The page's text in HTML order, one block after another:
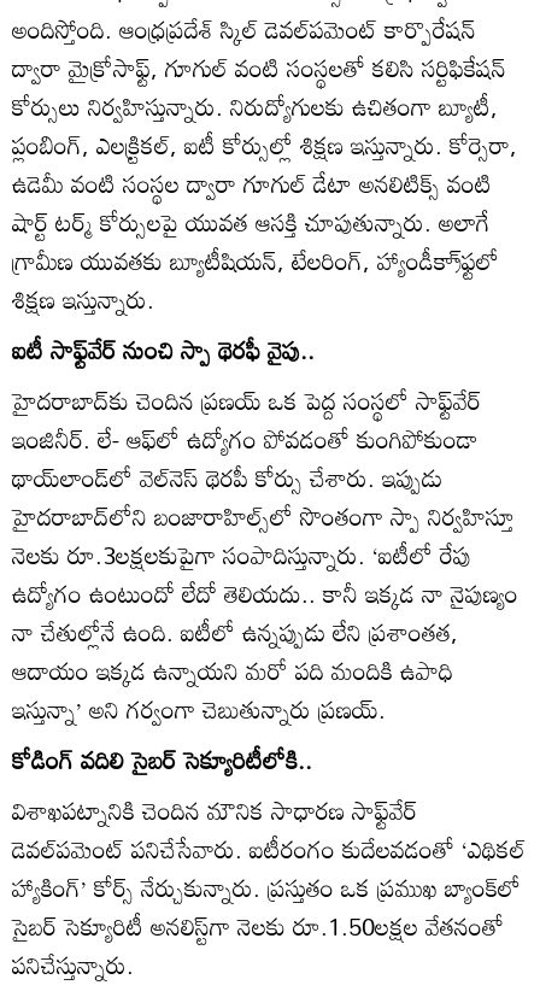
అందిస్తోంది. ఆంధ్రప్రదేశ్‌ స్కిల్‌ డెవల్‌పమెంట్‌ కార్పొరేషన్‌
ద్వారా మైక్రోసాఫ్ట్‌, గూగుల్‌ వంటి సంస్థలతో కలిసి సర్టిఫికేషన్‌
కోర్సులు నిర్వహిస్తున్నారు. నిరుద్యోగులకు ఉచితంగా బ్యూటీ,
ప్లంబింగ్‌, ఎలక్ర్టికల్‌, ఐటీ కోర్సుల్లో శిక్షణ ఇస్తున్నారు. కోర్సెరా,
ఉడెమీ వంటి సంస్థల ద్వారా గూగుల్‌ డేటా అనలిటిక్స్‌ వంటి
షార్ట్‌ టర్మ్‌ కోర్సులపై యువత ఆసక్తి చూపుతున్నారు. అలాగే
గ్రామీణ యువతకు బ్యూటీషియన్‌, టేలరింగ్‌, హ్యాండీక్రా్‌ఫ్టలో
శిక్షణ ఇస్తున్నారు.
ఐటీ సాఫ్ట్‌వేర్‌ నుంచి స్పా థెరఫీ వైపు..
హైదరాబాద్‌కు చెందిన ప్రణయ్‌ ఒక పెద్ద సంస్థలో సాఫ్ట్‌వేర్‌
ఇంజినీర్‌. లే- ఆఫ్‌లో ఉద్యోగం పోవడంతో కుంగిపోకుండా
థాయ్‌లాండ్‌లో వెల్‌నెస్‌ థెరపీ కోర్సు చేశారు. ఇప్పుడు
హైదరాబాద్‌లోని బంజారాహిల్స్‌లో సొంతంగా స్పా నిర్వహిస్తూ
నెలకు రూ.3లక్షలకుపైగా సంపాదిస్తున్నారు. ‘ఐటీలో రేపు
ఉద్యోగం ఉంటుందో లేదో తెలియదు.. కానీ ఇక్కడ నా నైపుణ్యం
నా చేతుల్లోనే ఉంది. ఐటీలో ఉన్నప్పుడు లేని ప్రశాంతత,
ఆదాయం ఇక్కడ ఉన్నాయని మరో పది మందికి ఉపాధి
ఇస్తున్నా’ అని గర్వంగా చెబుతున్నారు ప్రణయ్‌.
కోడింగ్‌ వదిలి సైబర్‌ సెక్యూరిటీలోకి..
విశాఖపట్నానికి చెందిన మౌనిక సాధారణ సాఫ్ట్‌వేర్‌
డెవల్‌పమెంట్‌ పనిచేసేవారు. ఐటీరంగం కుదేలవడంతో ‘ఎథికల్‌
హ్యాకింగ్‌’ కోర్స్‌ నేర్చుకున్నారు. ప్రస్తుతం ఒక ప్రముఖ బ్యాంక్‌లో
సైబర్‌ సెక్యూరిటీ అనలిస్ట్‌గా నెలకు రూ.1.50లక్షల వేతనంతో
పనిచేస్తున్నారు.